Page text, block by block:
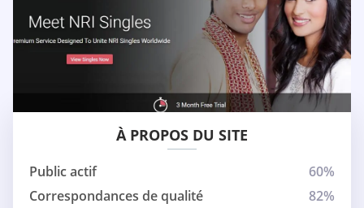
À PROPOS DU SITE
Public actif
60%
Correspondances de qualité
82%